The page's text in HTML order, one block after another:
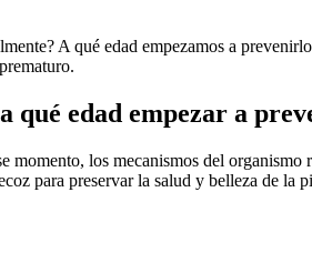
A qué edad empezamos a
qué edad empezar a
los mecanismos del
para preservar la salud y belleza de la